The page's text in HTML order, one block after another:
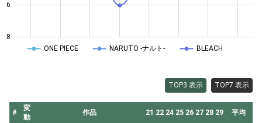
6
8
ONE PIECE NARUTO -ナルト- BLEACH
TOP3 表示 TOP7 表示
#
変
動
作品 21 22 24 25 26 27 28 29 平均